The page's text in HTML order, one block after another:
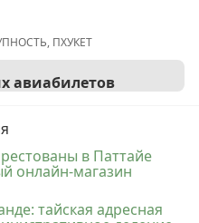
, ПХУКЕТ
авиабилетов
в Паттайе
онлайн-магазин
тайская адресная